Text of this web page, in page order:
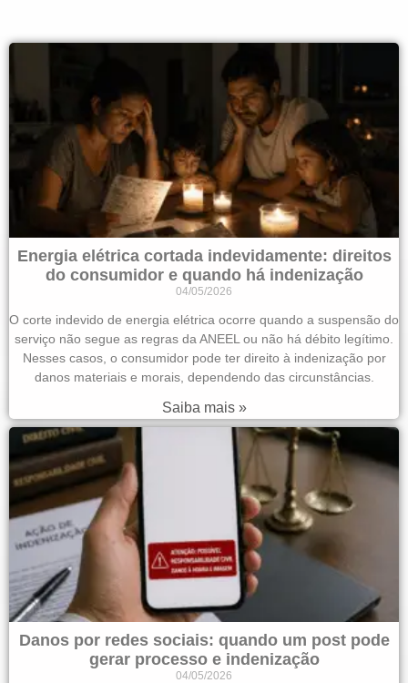
Energia elétrica cortada indevidamente: direitos
do consumidor e quando há indenização
04/05/2026
O corte indevido de energia elétrica ocorre quando a suspensão do
serviço não segue as regras da ANEEL ou não há débito legítimo.
Nesses casos, o consumidor pode ter direito à indenização por
danos materiais e morais, dependendo das circunstâncias.
Saiba mais »
Danos por redes sociais: quando um post pode
gerar processo e indenização
04/05/2026